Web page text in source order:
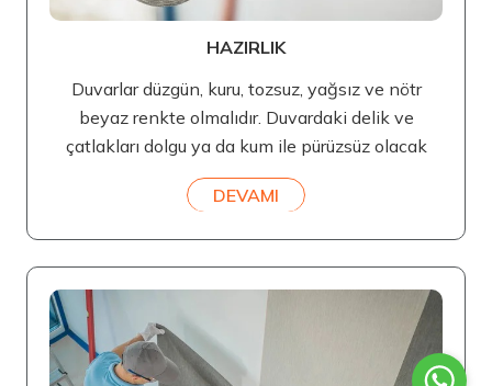
HAZIRLIK
Duvarlar düzgün, kuru, tozsuz, yağsız ve nötr
beyaz renkte olmalıdır. Duvardaki delik ve
çatlakları dolgu ya da kum ile pürüzsüz olacak
DEVAMI